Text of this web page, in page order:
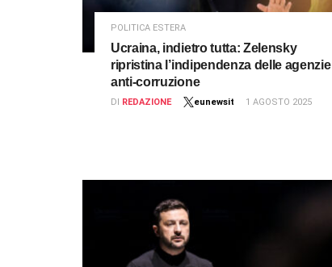
POLITICA ESTERA
Ucraina, indietro tutta: Zelensky
ripristina l’indipendenza delle agenzie
anti-corruzione
DI REDAZIONE eunewsit 1 AGOSTO 2025